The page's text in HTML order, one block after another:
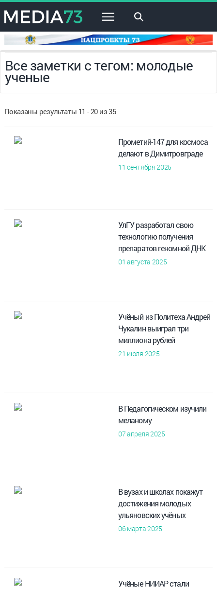
×
Все заметки с тегом: молодые
ученые
Показаны результаты 11 - 20 из 35
Прометий-147 для космоса
делают в Димитровграде
11 сентября 2025
УлГУ разработал свою
технологию получения
препаратов геномной ДНК
01 августа 2025
Учёный из Политеха Андрей
Чукалин выиграл три
миллиона рублей
21 июля 2025
В Педагогическом изучили
меланому
07 апреля 2025
В вузах и школах покажут
достижения молодых
ульяновских учёных
06 марта 2025
Учёные НИИАР стали